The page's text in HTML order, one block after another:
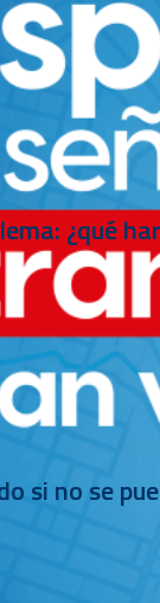
¿qué
si no se